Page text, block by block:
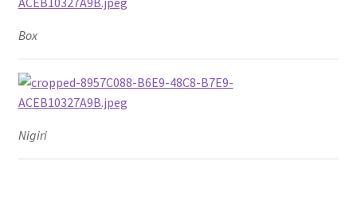
Box
Nigiri